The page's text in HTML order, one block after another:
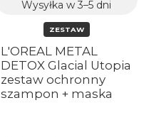
Wysyłka w 3–5 dni
ZESTAW
L'OREAL METAL
DETOX Glacial Utopia
zestaw ochronny
szampon + maska